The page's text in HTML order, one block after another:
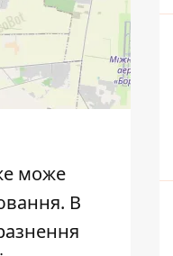
може
В